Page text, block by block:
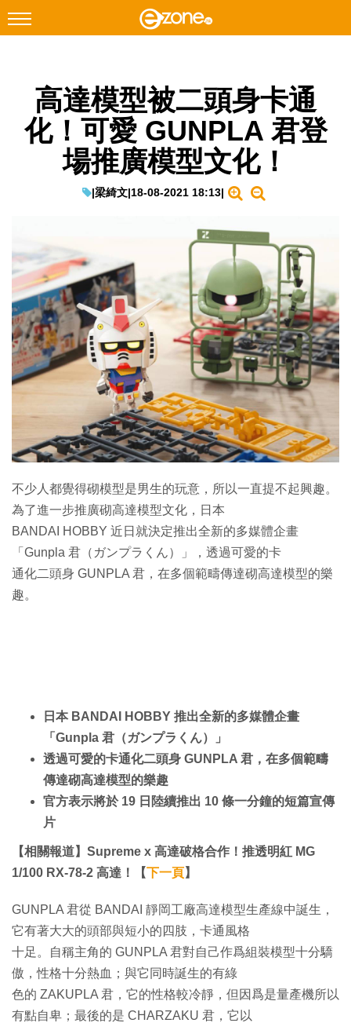
Facebook Instagram
科技焦點
EduTech
IT Times
生成式AI與雲端應用
Enterprise Digital Transformation
特集
高達模型被二頭身卡通
化！可愛 GUNPLA 君登
場推廣模型文化！
|梁綺文|18-08-2021 18:13|
不少人都覺得砌模型是男生的玩意，所以一直提不起興趣。
為了進一步推廣砌高達模型文化，日本
BANDAI HOBBY 近日就決定推出全新的多媒體企畫
「Gunpla 君（ガンプラくん）」，透過可愛的卡
通化二頭身 GUNPLA 君，在多個範疇傳達砌高達模型的樂
趣。
日本 BANDAI HOBBY 推出全新的多媒體企畫
「Gunpla 君（ガンプラくん）」
透過可愛的卡通化二頭身 GUNPLA 君，在多個範疇
傳達砌高達模型的樂趣
官方表示將於 19 日陸續推出 10 條一分鐘的短篇宣傳
片
【相關報道】Supreme x 高達破格合作！推透明紅 MG
1/100 RX-78-2 高達！【下一頁】
GUNPLA 君從 BANDAI 靜岡工廠高達模型生產線中誕生，
它有著大大的頭部與短小的四肢，卡通風格
十足。自稱主角的 GUNPLA 君對自己作爲組裝模型十分驕
傲，性格十分熱血；與它同時誕生的有綠
色的 ZAKUPLA 君，它的性格較冷靜，但因爲是量產機所以
有點自卑；最後的是 CHARZAKU 君，它以